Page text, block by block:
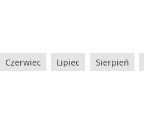
Czerwiec Lipiec Sierpień